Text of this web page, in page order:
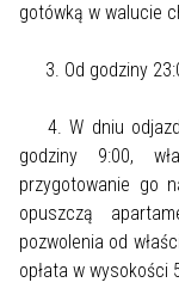
gotówką w walucie
3. Od godziny
4. W dniu
godziny 9:00,
przygotowanie go
opuszczą
pozwolenia od
opłata w wysokości